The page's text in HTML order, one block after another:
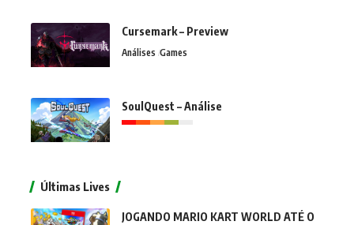
Cursemark – Preview
Análises Games
SoulQuest – Análise
Últimas Lives
JOGANDO MARIO KART WORLD ATÉ O